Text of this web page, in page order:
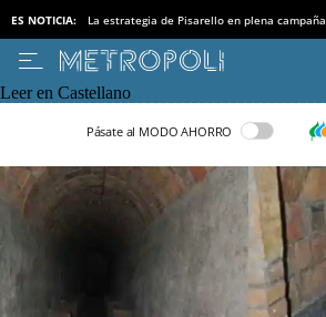
ES NOTICIA: La estrategia de Pisarello en plena campaña
Leer en Castellano
Pásate al MODO AHORRO